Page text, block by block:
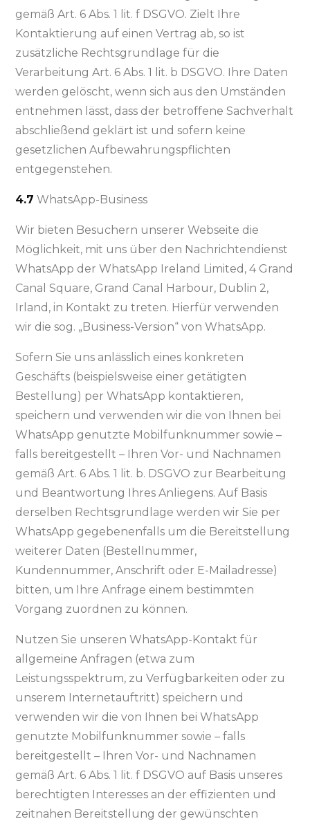
gemäß Art. 6 Abs. 1 lit. f DSGVO. Zielt Ihre
Kontaktierung auf einen Vertrag ab, so ist
zusätzliche Rechtsgrundlage für die
Verarbeitung Art. 6 Abs. 1 lit. b DSGVO. Ihre Daten
werden gelöscht, wenn sich aus den Umständen
entnehmen lässt, dass der betroffene Sachverhalt
abschließend geklärt ist und sofern keine
gesetzlichen Aufbewahrungspflichten
entgegenstehen.
4.7 WhatsApp-Business
Wir bieten Besuchern unserer Webseite die
Möglichkeit, mit uns über den Nachrichtendienst
WhatsApp der WhatsApp Ireland Limited, 4 Grand
Canal Square, Grand Canal Harbour, Dublin 2,
Irland, in Kontakt zu treten. Hierfür verwenden
wir die sog. „Business-Version“ von WhatsApp.
Sofern Sie uns anlässlich eines konkreten
Geschäfts (beispielsweise einer getätigten
Bestellung) per WhatsApp kontaktieren,
speichern und verwenden wir die von Ihnen bei
WhatsApp genutzte Mobilfunknummer sowie –
falls bereitgestellt – Ihren Vor- und Nachnamen
gemäß Art. 6 Abs. 1 lit. b. DSGVO zur Bearbeitung
und Beantwortung Ihres Anliegens. Auf Basis
derselben Rechtsgrundlage werden wir Sie per
WhatsApp gegebenenfalls um die Bereitstellung
weiterer Daten (Bestellnummer,
Kundennummer, Anschrift oder E-Mailadresse)
bitten, um Ihre Anfrage einem bestimmten
Vorgang zuordnen zu können.
Nutzen Sie unseren WhatsApp-Kontakt für
allgemeine Anfragen (etwa zum
Leistungsspektrum, zu Verfügbarkeiten oder zu
unserem Internetauftritt) speichern und
verwenden wir die von Ihnen bei WhatsApp
genutzte Mobilfunknummer sowie – falls
bereitgestellt – Ihren Vor- und Nachnamen
gemäß Art. 6 Abs. 1 lit. f DSGVO auf Basis unseres
berechtigten Interesses an der effizienten und
zeitnahen Bereitstellung der gewünschten